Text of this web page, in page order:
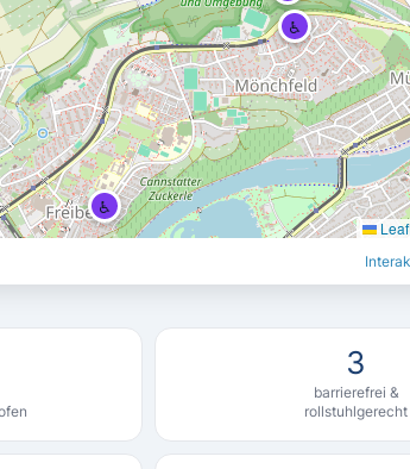
♿
♿
3
barrierefrei &
rollstuhlgerecht